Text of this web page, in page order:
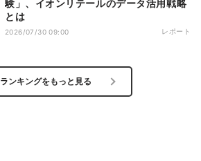
験」、イオンリテールのデータ活用戦略
とは
2026/07/30 09:00 レポート
ランキングをもっと見る